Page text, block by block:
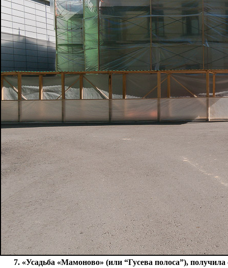
7. «Усадьба «Мамоново» (или “Гусева полоса”),